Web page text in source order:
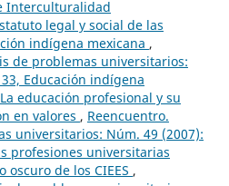
Interculturalidad
legal y social de las
indígena mexicana ,
de problemas universitarios:
Educación indígena
La educación profesional y su
en valores , Reencuentro.
universitarios: Núm. 49 (2007):
profesiones universitarias
oscuro de los CIEES ,